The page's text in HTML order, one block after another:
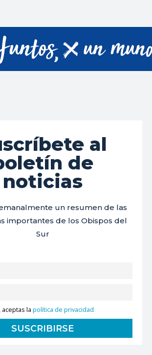
al
de
noticias
un resumen de las
importantes de los Obispos del
Sur
aceptas lapolítica de privacidad